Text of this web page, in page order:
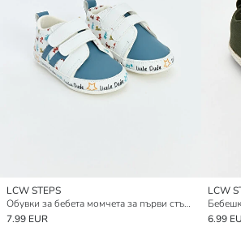
LCW STEPS
Обувки за бебета момчета за първи стъпки
7.99 EUR
LCW
6.99